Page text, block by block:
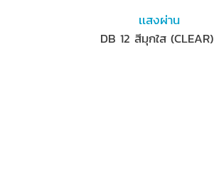
เเสงผ่าน
DB 12 สีมุกใส (CLEAR)